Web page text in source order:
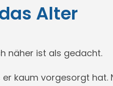
Alter
näher ist als gedacht.
kaum vorgesorgt